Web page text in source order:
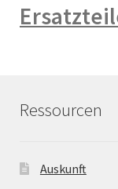
Ressourcen
Auskunft